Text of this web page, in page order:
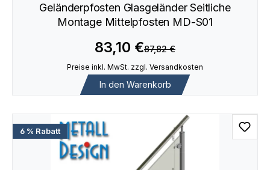
Geländerpfosten Glasgeländer Seitliche
Montage Mittelpfosten MD-S01
83,10 €87,82 €
Preise inkl. MwSt. zzgl. Versandkosten
In den Warenkorb
6 % Rabatt